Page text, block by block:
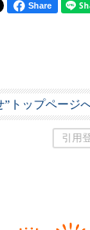
Share
トップページ
引用